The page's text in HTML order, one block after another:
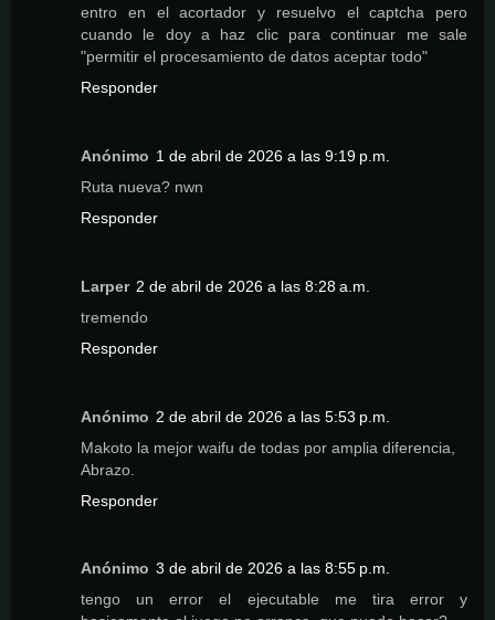
entro en el acortador y resuelvo el captcha pero
cuando le doy a haz clic para continuar me sale
"permitir el procesamiento de datos aceptar todo"
Responder
Anónimo 1 de abril de 2026 a las 9:19 p.m.
Ruta nueva? nwn
Responder
Larper 2 de abril de 2026 a las 8:28 a.m.
tremendo
Responder
Anónimo 2 de abril de 2026 a las 5:53 p.m.
Makoto la mejor waifu de todas por amplia diferencia,
Abrazo.
Responder
Anónimo 3 de abril de 2026 a las 8:55 p.m.
tengo un error el ejecutable me tira error y